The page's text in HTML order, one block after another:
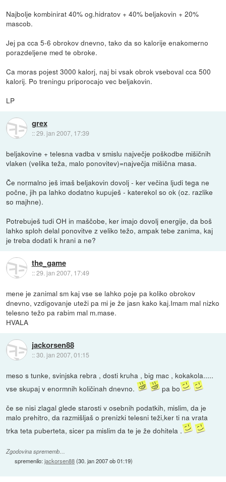
Najbolje kombinirat 40% og.hidratov + 40% beljakovin + 20%
mascob.
Jej pa cca 5-6 obrokov dnevno, tako da so kalorije enakomerno
porazdeljene med te obroke.
Ca moras pojest 3000 kalorj, naj bi vsak obrok vseboval cca 500
kalorij. Po treningu priporocajo vec beljakovin.
LP
grex
::29. jan 2007, 17:39
beljakovine + telesna vadba v smislu največje poškodbe mišičnih
vlaken (velika teža, malo ponovitev)=največja mišična masa.
Če normalno ješ imaš beljakovin dovolj - ker večina ljudi tega ne
počne, jih pa lahko dodatno kupuješ - katerekol so ok (oz. razlike
so majhne).
Potrebuješ tudi OH in maščobe, ker imajo dovolj energije, da boš
lahko sploh delal ponovitve z veliko težo, ampak tebe zanima, kaj
je treba dodati k hrani a ne?
the_game
::29. jan 2007, 17:49
mene je zanimal sm kaj vse se lahko poje pa koliko obrokov
dnevno, vzdigovanje uteži pa mi je že jasn kako kaj.Imam mal nizko
telesno težo pa rabim mal m.mase.
HVALA
jackorsen88
::30. jan 2007, 01:15
meso s tunke, svinjska rebra , dosti kruha , big mac , kokakola.....
vse skupaj v enormnih količinah dnevno.
pa bo
če se nisi zlagal glede starosti v osebnih podatkih, mislim, da je
malo prehitro, da razmišljaš o prenizki telesni teži,ker ti na vrata
trka teta puberteta, sicer pa mislim da te je že dohitela .
Zgodovina sprememb…
spremenilo:jackorsen88(30. jan 2007 ob 01:19)